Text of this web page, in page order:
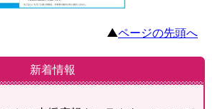
▲ページの先頭へ
新着情報